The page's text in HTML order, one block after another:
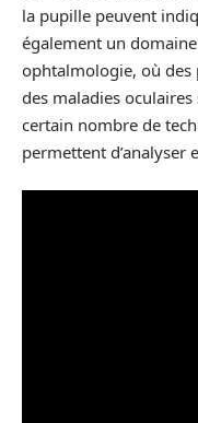
la pupille peuvent
également un
ophtalmologie, où des
des maladies
certain nombre de
permettent d’analyser